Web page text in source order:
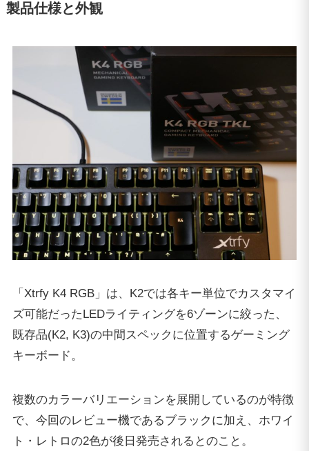
製品仕様と外観
「Xtrfy K4 RGB」は、K2では各キー単位でカスタマイ
ズ可能だったLEDライティングを6ゾーンに絞った、
既存品(K2, K3)の中間スペックに位置するゲーミング
キーボード。
複数のカラーバリエーションを展開しているのが特徴
で、今回のレビュー機であるブラックに加え、ホワイ
ト・レトロの2色が後日発売されるとのこと。